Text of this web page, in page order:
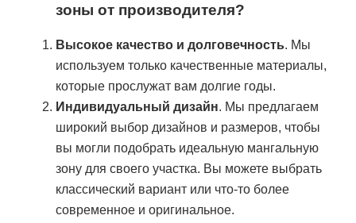
зоны от производителя?
Высокое качество и долговечность. Мы
используем только качественные материалы,
которые прослужат вам долгие годы.
Индивидуальный дизайн. Мы предлагаем
широкий выбор дизайнов и размеров, чтобы
вы могли подобрать идеальную мангальную
зону для своего участка. Вы можете выбрать
классический вариант или что-то более
современное и оригинальное.